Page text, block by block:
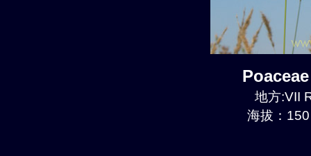
地方:VII
海拔：